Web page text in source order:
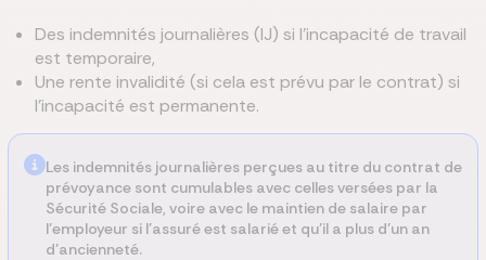
Des indemnités journalières (IJ) si l’incapacité de travail
est temporaire,
Une rente invalidité (si cela est prévu par le contrat) si
l’incapacité est permanente.
Les indemnités journalières perçues au titre du contrat de
prévoyance sont cumulables avec celles versées par la
Sécurité Sociale, voire avec le maintien de salaire par
l’employeur si l’assuré est salarié et qu’il a plus d’un an
d’ancienneté.